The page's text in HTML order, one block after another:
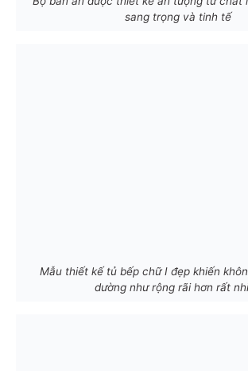
sang trọng và tinh tế
Mẫu thiết kế tủ bếp chữ I đẹp khiến
dường như rộng rãi hơn rất